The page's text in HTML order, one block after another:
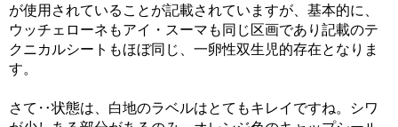
が使用されていることが記載されていますが、基本的に、
ウッチェローネもアイ・スーマも同じ区画であり記載のテ
クニカルシートもほぼ同じ、一卵性双生児的存在となりま
す。
さて‥状態は、白地のラベルはとてもキレイですね。シワ